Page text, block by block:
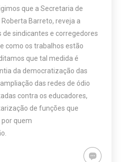
que a Secretaria de
Barreto, reveja a
sindicantes e corregedores
como os trabalhos estão
que tal medida é
da democratização das
das redes de ódio
contra os educadores,
de funções que
quem